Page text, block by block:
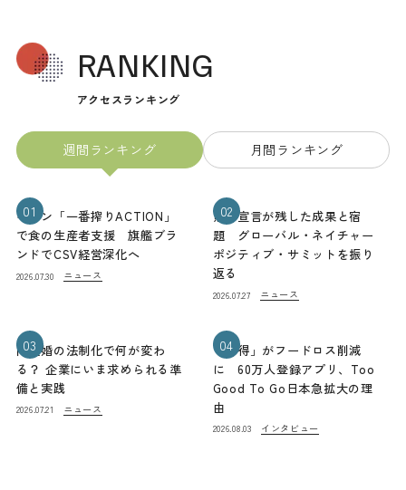
RANKING
アクセスランキング
週間ランキング 月間ランキング
01
キリン「一番搾りACTION」
で食の生産者支援 旗艦ブラ
ンドでCSV経営深化へ
2026.07.30 ニュース
02
熊本宣言が残した成果と宿
題 グローバル・ネイチャー
ポジティブ・サミットを振り
返る
2026.07.27 ニュース
03
同性婚の法制化で何が変わ
る？ 企業にいま求められる準
備と実践
2026.07.21 ニュース
04
「お得」がフードロス削減
に 60万人登録アプリ、Too
Good To Go日本急拡大の理
由
2026.08.03 インタビュー